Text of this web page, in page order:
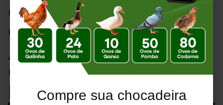
Compre sua chocadeira
Quanto Investir para
Começar na
Avicultura? Guia
Completo para
Iniciantes em 2026